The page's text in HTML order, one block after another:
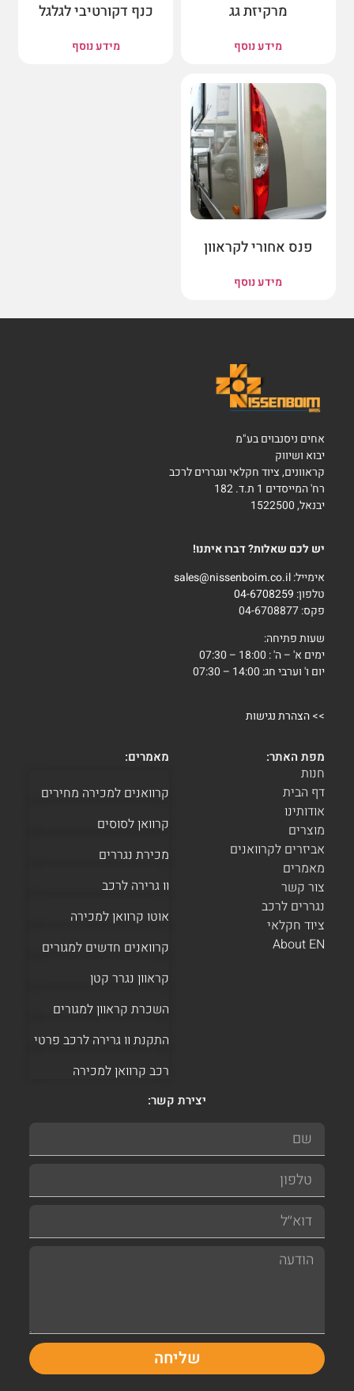
מרקיזת גג
מידע נוסף
כנף דקורטיבי לגלגל
מידע נוסף
פנס אחורי לקראוון
מידע נוסף
אחים ניסנבוים בע"מ
יבוא ושיווק
קראוונים, ציוד חקלאי ונגררים לרכב
רח' המייסדים 1 ת.ד. 182
יבנאל, 1522500
יש לכם שאלות? דברו איתנו!
אימייל:sales@nissenboim.co.il
טלפון: 04-6708259
פקס: 04-6708877
שעות פתיחה:
ימים א' – ה' : 18:00 – 07:30
יום ו' וערבי חג: 14:00 – 07:30
>>הצהרת נגישות
מפת האתר:
חנות
דף הבית
אודותינו
מוצרים
אביזרים לקרוואנים
מאמרים
צור קשר
נגררים לרכב
ציוד חקלאי
About EN
מאמרים:
קרוואנים למכירה מחירים
קרוואן לסוסים
מכירת נגררים
וו גרירה לרכב
אוטו קרוואן למכירה
קרוואנים חדשים למגורים
קראוון נגרר קטן
השכרת קראוון למגורים
התקנת וו גרירה לרכב פרטי
רכב קרוואן למכירה
יצירת קשר:
שליחה